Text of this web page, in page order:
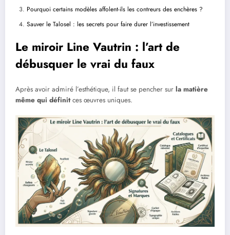
Pourquoi certains modèles affolent-ils les contreurs des enchères ?
Sauver le Talosel : les secrets pour faire durer l’investissement
Le miroir Line Vautrin : l’art de
débusquer le vrai du faux
Après avoir admiré l’esthétique, il faut se pencher sur la matière
même qui définitces œuvres uniques.